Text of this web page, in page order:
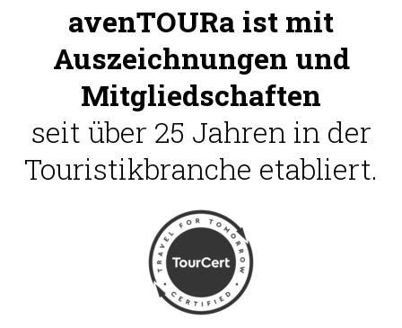
avenTOURa ist mit
Auszeichnungen und
Mitgliedschaften
seit über 25 Jahren in der
Touristikbranche etabliert.